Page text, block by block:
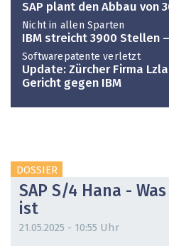
SAP plant den Abbau von
Nicht in allen Sparten
IBM streicht 3900 Stellen
Softwarepatente verletzt
Update: Zürcher Firma
Gericht gegen IBM
DOSSIER
SAP S/4 Hana -
ist
21.05.2025 - 10:55 Uhr